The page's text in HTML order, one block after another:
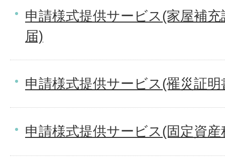
申請様式提供サービス(家屋補
届)
申請様式提供サービス(罹災証
申請様式提供サービス(固定資